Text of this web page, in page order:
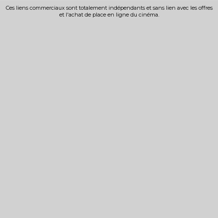
Ces liens commerciaux sont totalement indépendants et sans lien avec les offres
et l'achat de place en ligne du cinéma.